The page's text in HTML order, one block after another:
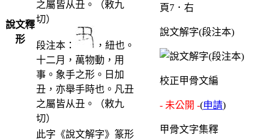
說文釋
形
之屬皆从丑。（敕九
切）
段注本：
，紐也。
十二月，萬物動，用
事。象手之形。日加
丑，亦舉手時也。凡丑
之屬皆从丑。（敕九
切）
此字《說文解字》篆形
頁7．右
說文解字(段注本)
校正甲骨文編
- 未公開 -(申請)
甲骨文字集釋